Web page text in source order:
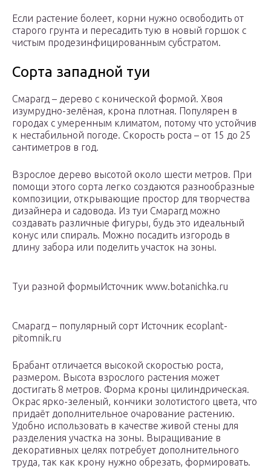
Если растение болеет, корни нужно освободить от
старого грунта и пересадить тую в новый горшок с
чистым продезинфицированным субстратом.
Сорта западной туи
Смарагд – дерево с конической формой. Хвоя
изумрудно-зелёная, крона плотная. Популярен в
городах с умеренным климатом, потому что устойчив
к нестабильной погоде. Скорость роста – от 15 до 25
сантиметров в год.
Взрослое дерево высотой около шести метров. При
помощи этого сорта легко создаются разнообразные
композиции, открывающие простор для творчества
дизайнера и садовода. Из туи Смарагд можно
создавать различные фигуры, будь это идеальный
конус или спираль. Можно посадить изгородь в
длину забора или поделить участок на зоны.
Туи разной формыИсточник www.botanichka.ru
Смарагд – популярный сорт Источник ecoplant-
pitomnik.ru
Брабант отличается высокой скоростью роста,
размером. Высота взрослого растения может
достигать 8 метров. Форма кроны цилиндрическая.
Окрас ярко-зеленый, кончики золотистого цвета, что
придаёт дополнительное очарование растению.
Удобно использовать в качестве живой стены для
разделения участка на зоны. Выращивание в
декоративных целях потребует дополнительного
труда, так как крону нужно обрезать, формировать.